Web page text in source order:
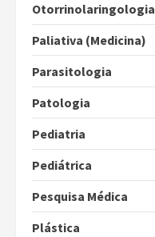
Otorrinolaringologia
Paliativa (Medicina)
Parasitologia
Patologia
Pediatria
Pediátrica
Pesquisa Médica
Plástica